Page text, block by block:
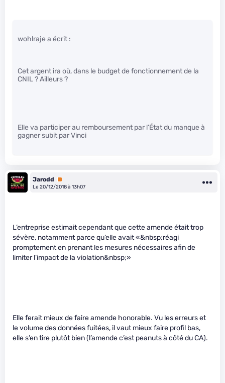
wohlraje a écrit :
Cet argent ira où, dans le budget de fonctionnement de la
CNIL ? Ailleurs ?
Elle va participer au remboursement par l’État du manque à
gagner subit par Vinci
Jarodd
Premium
Le 20/12/2018 à 13h07
L’entreprise estimait cependant que cette amende était trop
sévère, notamment parce qu’elle avait «&nbsp;réagi
promptement en prenant les mesures nécessaires afin de
limiter l’impact de la violation&nbsp;»
Elle ferait mieux de faire amende honorable. Vu les erreurs et
le volume des données fuitées, il vaut mieux faire profil bas,
elle s’en tire plutôt bien (l’amende c’est peanuts à côté du CA).